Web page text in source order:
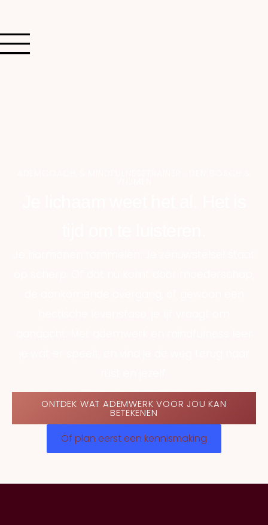
ONTDEK WAT ADEMWERK VOOR JOU KAN
BETEKENEN
Of plan eerst een kennismaking